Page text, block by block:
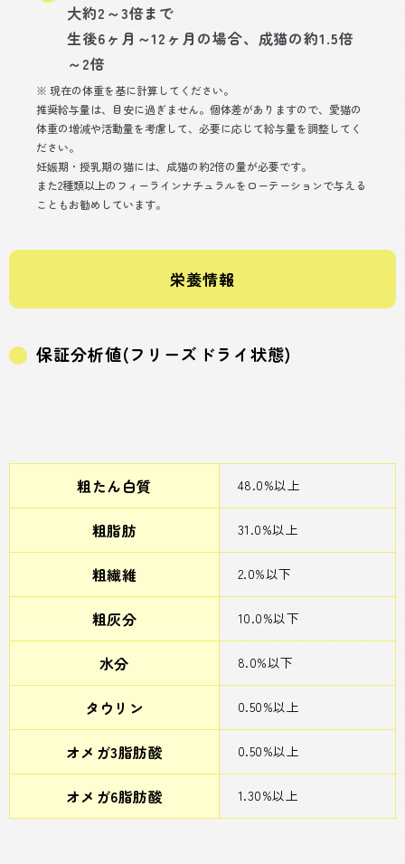
大約2～3倍まで
生後6ヶ月～12ヶ月の場合、成猫の約1.5倍
～2倍
※ 現在の体重を基に計算してください。
推奨給与量は、目安に過ぎません。個体差がありますので、愛猫の
体重の増減や活動量を考慮して、必要に応じて給与量を調整してく
ださい。
妊娠期・授乳期の猫には、成猫の約2倍の量が必要です。
また2種類以上のフィーラインナチュラルをローテーションで与える
こともお勧めしています。
栄養情報
保証分析値(フリーズドライ状態)
粗たん白質 48.0%以上
粗脂肪 31.0%以上
粗繊維 2.0%以下
粗灰分 10.0%以下
水分 8.0%以下
タウリン 0.50%以上
オメガ3脂肪酸 0.50%以上
オメガ6脂肪酸 1.30%以上